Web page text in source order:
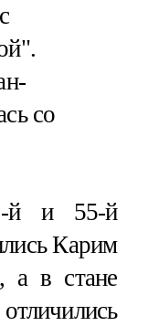
со
й и 55-й
Карим
а в стане